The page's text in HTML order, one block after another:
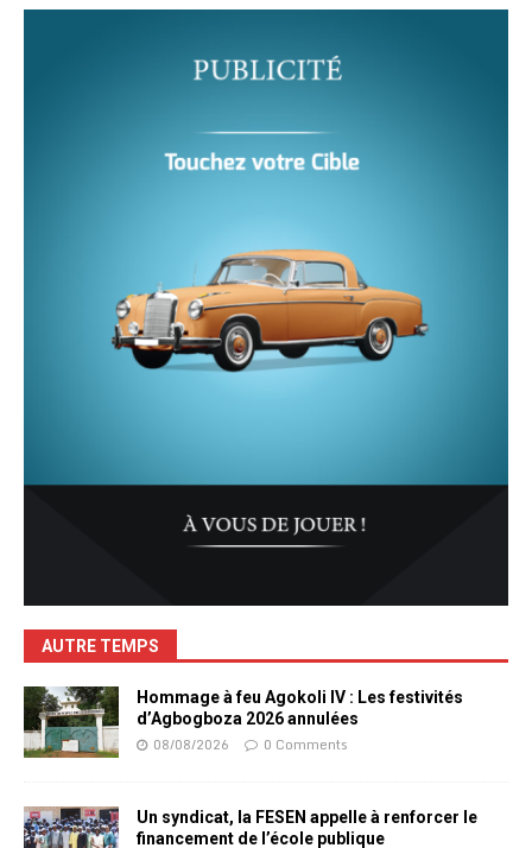
AUTRE TEMPS
Hommage à feu Agokoli IV : Les festivités
d’Agbogboza 2026 annulées
08/08/2026 0 Comments
Un syndicat, la FESEN appelle à renforcer le
financement de l’école publique